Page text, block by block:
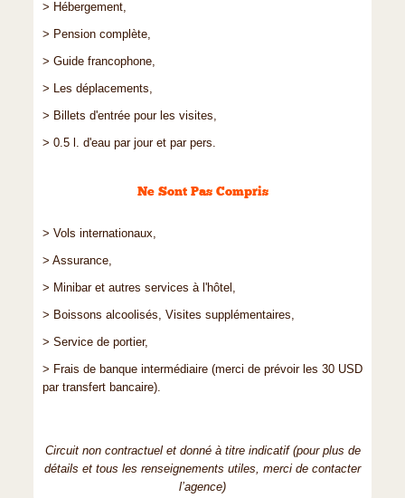
> Hébergement,
> Pension complète,
> Guide francophone,
> Les déplacements,
> Billets d'entrée pour les visites,
> 0.5 l. d'eau par jour et par pers.
Ne Sont Pas Compris
> Vols internationaux,
> Assurance,
> Minibar et autres services à l'hôtel,
> Boissons alcoolisés, Visites supplémentaires,
> Service de portier,
> Frais de banque intermédiaire (merci de prévoir les 30 USD
par transfert bancaire).
Circuit non contractuel et donné à titre indicatif (pour plus de
détails et tous les renseignements utiles, merci de contacter
l’agence)